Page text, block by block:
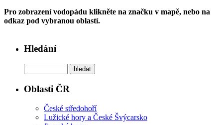
Pro zobrazení vodopádu klikněte na značku v mapě, nebo na
odkaz pod vybranou oblastí.
Hledání
Oblasti ČR
České středohoří
Lužické hory a České Švýcarsko